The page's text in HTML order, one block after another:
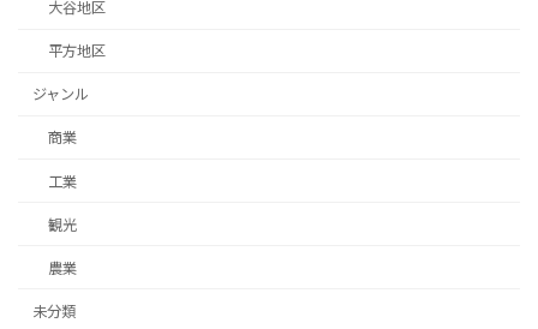
大谷地区
平方地区
ジャンル
商業
工業
観光
農業
未分類